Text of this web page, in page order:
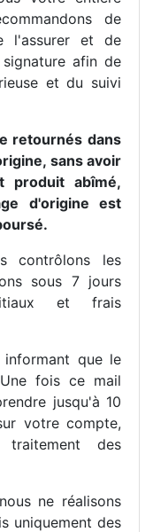
de
l'assurer et de
afin de
et du suivi
retournés dans
sans avoir
produit abîmé,
d'origine est
contrôlons les
sous 7 jours
et frais
que le
fois ce mail
jusqu'à 10
votre compte,
des
ne réalisons
uniquement des